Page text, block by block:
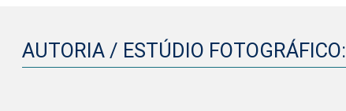
AUTORIA / ESTÚDIO FOTOGRÁFICO: